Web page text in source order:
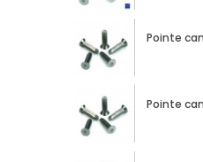
Pointe
Pointe